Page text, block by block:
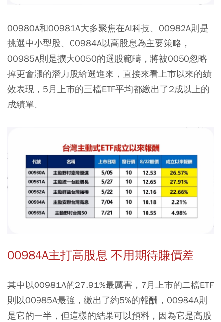
00980A和00981A大多聚焦在AI科技、00982A則是
挑選中小型股、00984A以高股息為主要策略，
00985A則是擴大0050的選股範疇，將被0050忽略
掉更會漲的潛力股給選進來，直接來看上市以來的績
效表現，5月上市的三檔ETF平均都繳出了2成以上的
成績單。
00984A主打高股息 不用期待賺價差
其中以00981A的27.91%最厲害，7月上市的二檔ETF
則以00985A最強，繳出了約5%的報酬，00984A則
是它的一半，但這樣的結果可以預料，因為它是高股